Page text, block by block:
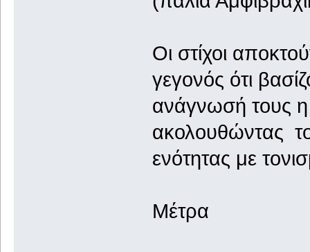
Οι στίχοι
γεγονός ότι
ανάγνωσή τους
ακολουθώντας
ενότητας με
Μέτρα